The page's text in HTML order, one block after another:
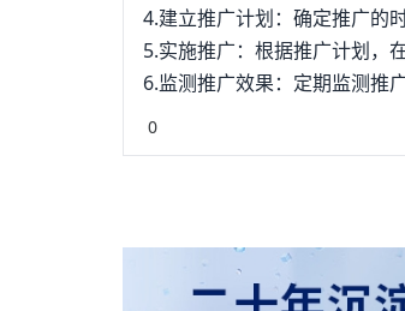
4.建立推广计划：确定推广的
5.实施推广：根据推广计划，
6.监测推广效果：定期监测推
0